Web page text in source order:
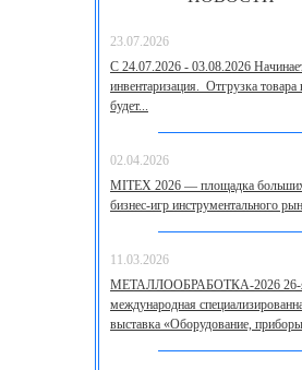
23.07.2026
С 24.07.2026 - 03.08.2026
инвентаризация. Отгрузка товара
будет...
02.04.2026
MITEX 2026 — площадка
бизнес‑игр инструментального
11.03.2026
МЕТАЛЛООБРАБОТКА-2026 26-
международная
выставка «Оборудование,